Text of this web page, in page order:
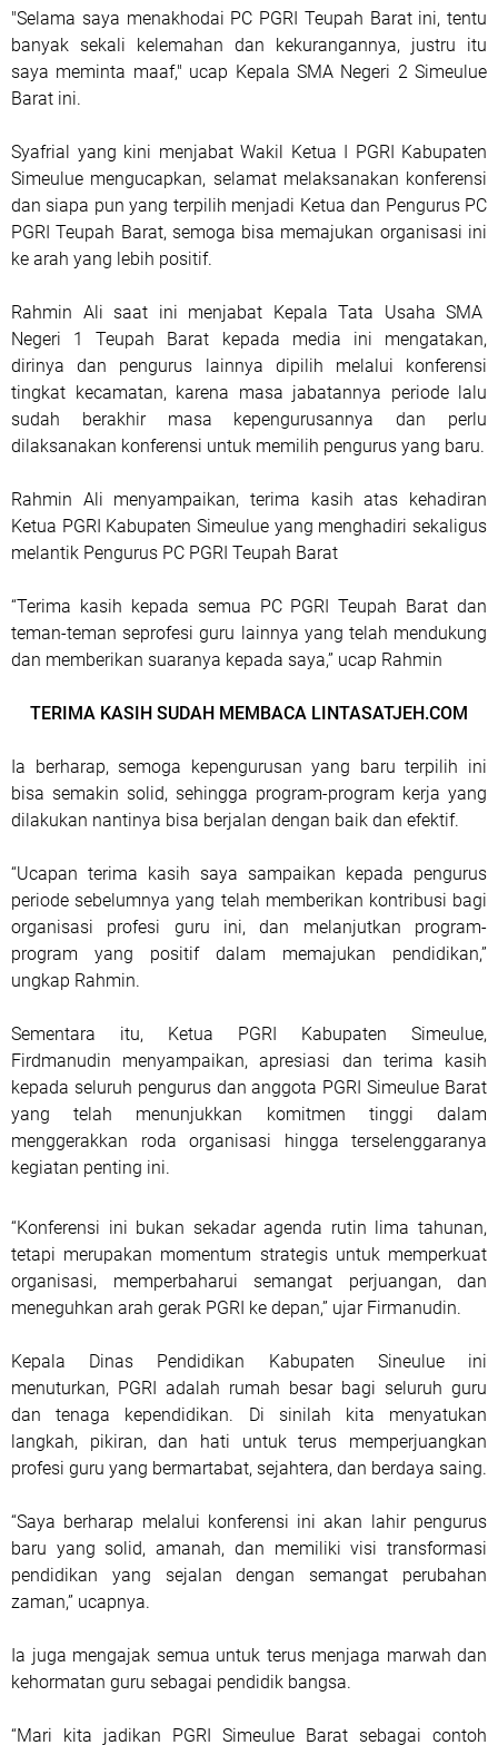
"Selama saya menakhodai PC PGRI Teupah Barat ini, tentu
banyak sekali kelemahan dan kekurangannya, justru itu
saya meminta maaf," ucap Kepala SMA Negeri 2 Simeulue
Barat ini.
Syafrial yang kini menjabat Wakil Ketua I PGRI Kabupaten
Simeulue mengucapkan, selamat melaksanakan konferensi
dan siapa pun yang terpilih menjadi Ketua dan Pengurus PC
PGRI Teupah Barat, semoga bisa memajukan organisasi ini
ke arah yang lebih positif.
Rahmin Ali saat ini menjabat Kepala Tata Usaha SMA
Negeri 1 Teupah Barat kepada media ini mengatakan,
dirinya dan pengurus lainnya dipilih melalui konferensi
tingkat kecamatan, karena masa jabatannya periode lalu
sudah berakhir masa kepengurusannya dan perlu
dilaksanakan konferensi untuk memilih pengurus yang baru.
Rahmin Ali menyampaikan, terima kasih atas kehadiran
Ketua PGRI Kabupaten Simeulue yang menghadiri sekaligus
melantik Pengurus PC PGRI Teupah Barat
“Terima kasih kepada semua PC PGRI Teupah Barat dan
teman-teman seprofesi guru lainnya yang telah mendukung
dan memberikan suaranya kepada saya,” ucap Rahmin
TERIMA KASIH SUDAH MEMBACA LINTASATJEH.COM
Ia berharap, semoga kepengurusan yang baru terpilih ini
bisa semakin solid, sehingga program-program kerja yang
dilakukan nantinya bisa berjalan dengan baik dan efektif.
“Ucapan terima kasih saya sampaikan kepada pengurus
periode sebelumnya yang telah memberikan kontribusi bagi
organisasi profesi guru ini, dan melanjutkan program-
program yang positif dalam memajukan pendidikan,”
ungkap Rahmin.
Sementara itu, Ketua PGRI Kabupaten Simeulue,
Firdmanudin menyampaikan, apresiasi dan terima kasih
kepada seluruh pengurus dan anggota PGRI Simeulue Barat
yang telah menunjukkan komitmen tinggi dalam
menggerakkan roda organisasi hingga terselenggaranya
kegiatan penting ini.
“Konferensi ini bukan sekadar agenda rutin lima tahunan,
tetapi merupakan momentum strategis untuk memperkuat
organisasi, memperbaharui semangat perjuangan, dan
meneguhkan arah gerak PGRI ke depan,” ujar Firmanudin.
Kepala Dinas Pendidikan Kabupaten Sineulue ini
menuturkan, PGRI adalah rumah besar bagi seluruh guru
dan tenaga kependidikan. Di sinilah kita menyatukan
langkah, pikiran, dan hati untuk terus memperjuangkan
profesi guru yang bermartabat, sejahtera, dan berdaya saing.
“Saya berharap melalui konferensi ini akan lahir pengurus
baru yang solid, amanah, dan memiliki visi transformasi
pendidikan yang sejalan dengan semangat perubahan
zaman,” ucapnya.
Ia juga mengajak semua untuk terus menjaga marwah dan
kehormatan guru sebagai pendidik bangsa.
“Mari kita jadikan PGRI Simeulue Barat sebagai contoh